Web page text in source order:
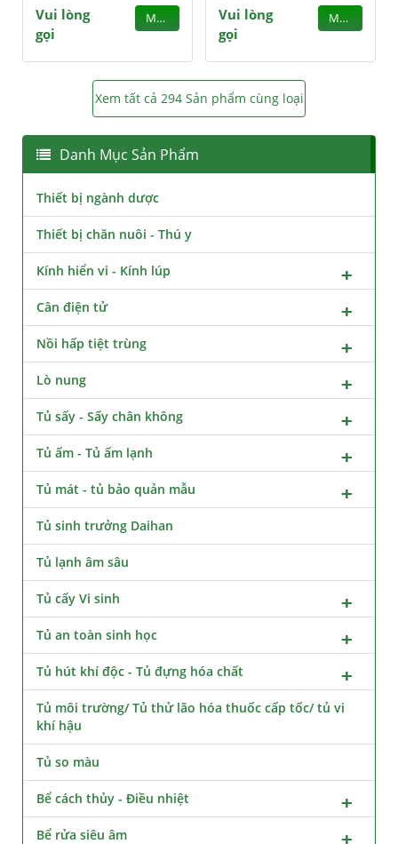
Vui lòng
gọi
MUA
Vui lòng
gọi
MUA
Xem tất cả 294 Sản phẩm cùng loại
Danh Mục Sản Phẩm
Thiết bị ngành dược
Thiết bị chăn nuôi - Thú y
Kính hiển vi - Kính lúp
Cân điện tử
Nồi hấp tiệt trùng
Lò nung
Tủ sấy - Sấy chân không
Tủ ấm - Tủ ấm lạnh
Tủ mát - tủ bảo quản mẫu
Tủ sinh trưởng Daihan
Tủ lạnh âm sâu
Tủ cấy Vi sinh
Tủ an toàn sinh học
Tủ hút khí độc - Tủ đựng hóa chất
Tủ môi trường/ Tủ thử lão hóa thuốc cấp tốc/ tủ vi
khí hậu
Tủ so màu
Bể cách thủy - Điều nhiệt
Bể rửa siêu âm